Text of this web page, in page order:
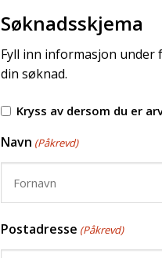
Søknadsskjema
Fyll inn informasjon under
din søknad.
Kryss av dersom du er
Navn (Påkrevd)
Postadresse (Påkrevd)